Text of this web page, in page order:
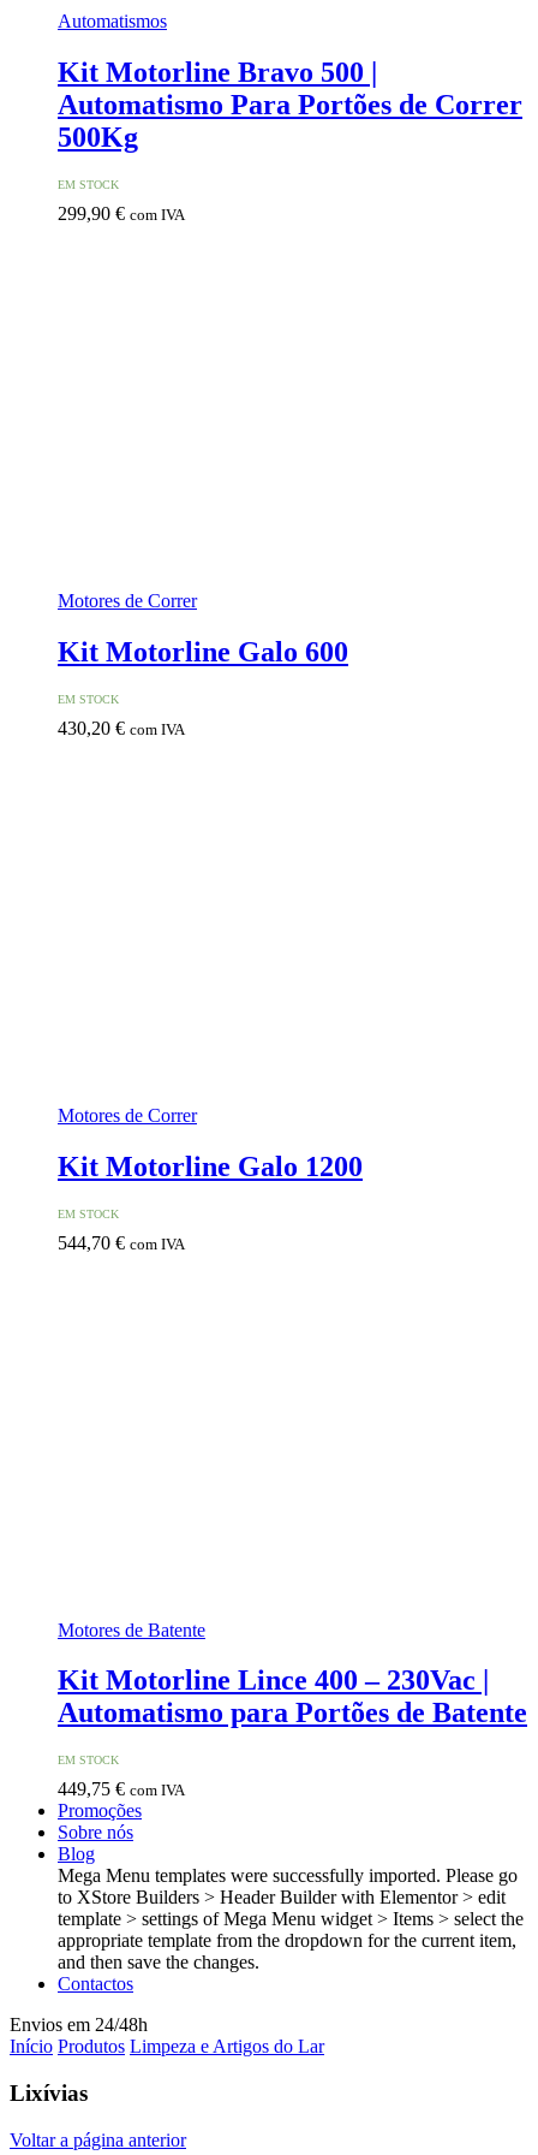
Automatismos
Kit Motorline Bravo 500 |
Automatismo Para Portões de Correr
500Kg
EM STOCK
299,90 € com IVA
Motores de Correr
Kit Motorline Galo 600
EM STOCK
430,20 € com IVA
Motores de Correr
Kit Motorline Galo 1200
EM STOCK
544,70 € com IVA
Motores de Batente
Kit Motorline Lince 400 – 230Vac |
Automatismo para Portões de Batente
EM STOCK
449,75 € com IVA
Promoções
Sobre nós
Blog
Mega Menu templates were successfully imported. Please go
to XStore Builders > Header Builder with Elementor > edit
template > settings of Mega Menu widget > Items > select the
appropriate template from the dropdown for the current item,
and then save the changes.
Contactos
Envios em 24/48h
Início Produtos Limpeza e Artigos do Lar
Lixívias
Voltar a página anterior